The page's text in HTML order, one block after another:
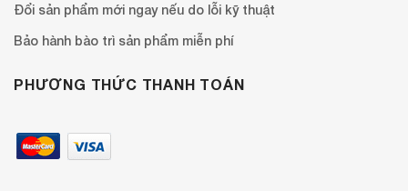
Đổi sản phẩm mới ngay nếu do lỗi kỹ thuật
Bảo hành bào trì sản phẩm miễn phí
PHƯƠNG THỨC THANH TOÁN